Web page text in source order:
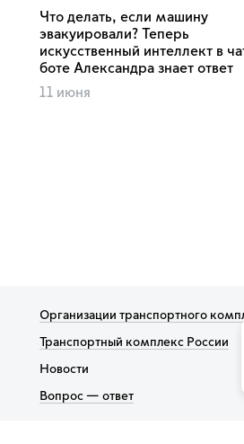
Что делать, если машину
эвакуировали? Теперь
искусственный интеллект в
боте Александра знает ответ
11 июня
Организации транспортного
Транспортный комплекс России
Новости
Вопрос — ответ